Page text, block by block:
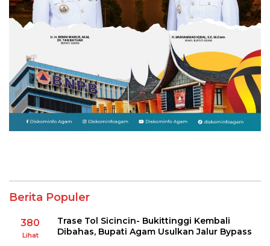
Berita Populer
380
Lihat
Trase Tol Sicincin- Bukittinggi Kembali
Dibahas, Bupati Agam Usulkan Jalur Bypass